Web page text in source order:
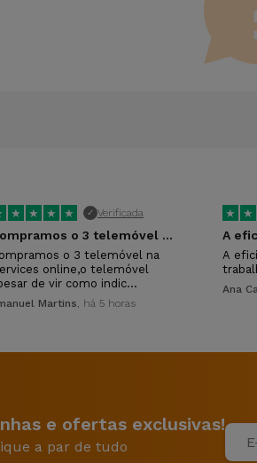
★ ★ ★ ★ ✓ Verificada
Compramos o 3 telemóvel na iservices…
o 3 telemóvel na
online,o telemóvel
de vir como indic…
Martins, há 5 horas
★ ★
A
Ana
e ofertas exclusivas!
a par de tudo